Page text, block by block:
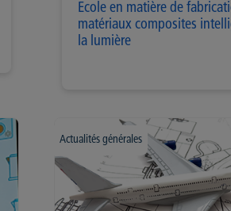
Ecole en matière de
matériaux composites
la lumière
Actualités générales